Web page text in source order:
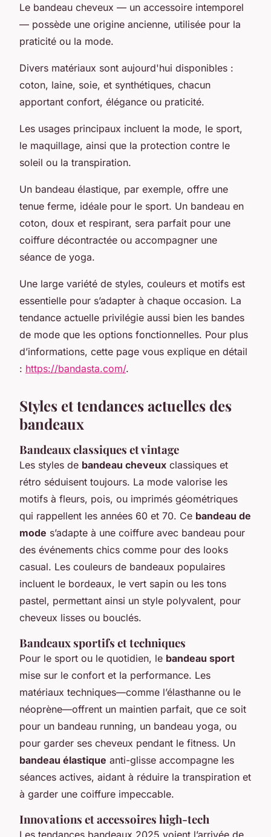
Le bandeau cheveux — un accessoire intemporel
— possède une origine ancienne, utilisée pour la
praticité ou la mode.
Divers matériaux sont aujourd'hui disponibles :
coton, laine, soie, et synthétiques, chacun
apportant confort, élégance ou praticité.
Les usages principaux incluent la mode, le sport,
le maquillage, ainsi que la protection contre le
soleil ou la transpiration.
Un bandeau élastique, par exemple, offre une
tenue ferme, idéale pour le sport. Un bandeau en
coton, doux et respirant, sera parfait pour une
coiffure décontractée ou accompagner une
séance de yoga.
Une large variété de styles, couleurs et motifs est
essentielle pour s’adapter à chaque occasion. La
tendance actuelle privilégie aussi bien les bandes
de mode que les options fonctionnelles. Pour plus
d’informations, cette page vous explique en détail
: https://bandasta.com/.
Styles et tendances actuelles des
bandeaux
Bandeaux classiques et vintage
Les styles de bandeau cheveux classiques et
rétro séduisent toujours. La mode valorise les
motifs à fleurs, pois, ou imprimés géométriques
qui rappellent les années 60 et 70. Ce bandeau de
mode s’adapte à une coiffure avec bandeau pour
des événements chics comme pour des looks
casual. Les couleurs de bandeaux populaires
incluent le bordeaux, le vert sapin ou les tons
pastel, permettant ainsi un style polyvalent, pour
cheveux lisses ou bouclés.
Bandeaux sportifs et techniques
Pour le sport ou le quotidien, le bandeau sport
mise sur le confort et la performance. Les
matériaux techniques—comme l’élasthanne ou le
néoprène—offrent un maintien parfait, que ce soit
pour un bandeau running, un bandeau yoga, ou
pour garder ses cheveux pendant le fitness. Un
bandeau élastique anti-glisse accompagne les
séances actives, aidant à réduire la transpiration et
à garder une coiffure impeccable.
Innovations et accessoires high-tech
Les tendances bandeaux 2025 voient l’arrivée de